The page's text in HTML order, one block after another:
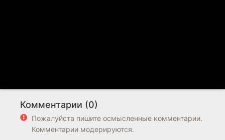
Комментарии (0)
Пожалуйста пишите осмысленные комментарии.
Комментарии модерируются.